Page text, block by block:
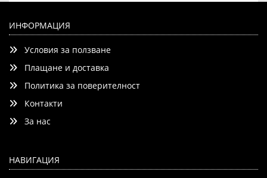
AI Smart 144 Hz VRR (100 Hz Native) 2026 Black
ИНФОРМАЦИЯ
Условия за ползване
Плащане и доставка
Политика за поверителност
Контакти
За нас
НАВИГАЦИЯ